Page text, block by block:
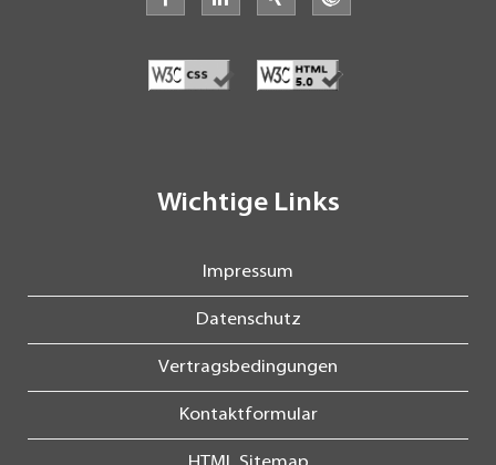
Wichtige Links
Impressum
Datenschutz
Vertragsbedingungen
Kontaktformular